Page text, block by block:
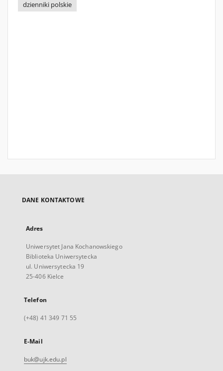
dzienniki polskie
DANE KONTAKTOWE
Adres
Uniwersytet Jana Kochanowskiego
Biblioteka Uniwersytecka
ul. Uniwersytecka 19
25-406 Kielce
Telefon
(+48) 41 349 71 55
E-Mail
buk@ujk.edu.pl